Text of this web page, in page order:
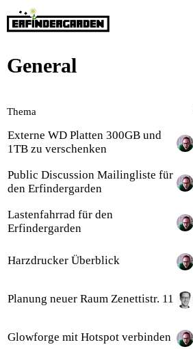
General
Thema
Externe WD Platten 300GB und
1TB zu verschenken
Public Discussion Mailingliste für
den Erfindergarden
Lastenfahrrad für den
Erfindergarden
Harzdrucker Überblick
Planung neuer Raum Zenettistr. 11
Glowforge mit Hotspot verbinden